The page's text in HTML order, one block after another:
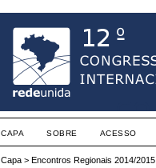
CAPA SOBRE ACESSO
Capa > Encontros Regionais 2014/2015